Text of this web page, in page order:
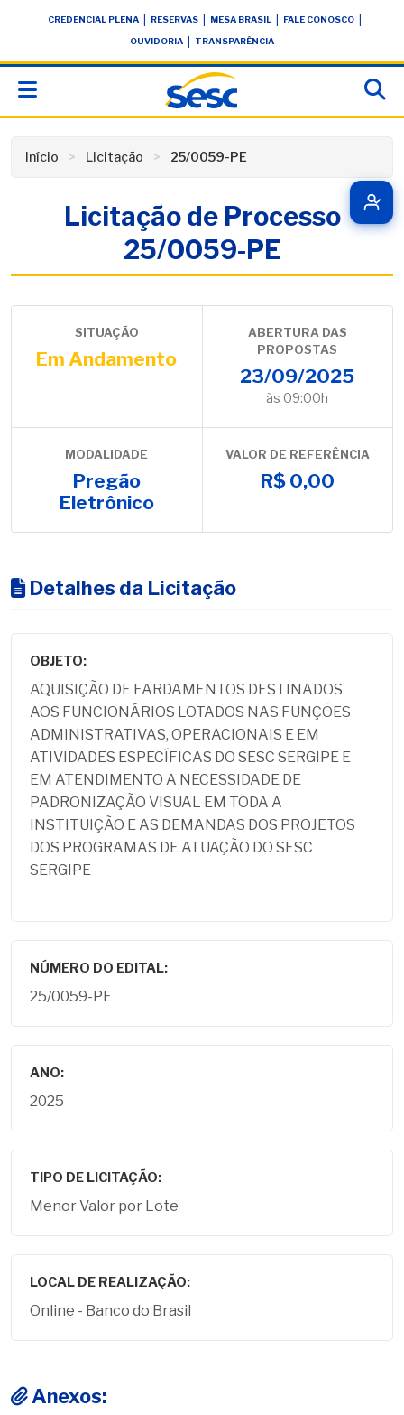
conteúdoCREDENCIAL PLENA RESERVAS MESA BRASIL FALE CONOSCO
OUVIDORIA TRANSPARÊNCIA
Início Licitação 25/0059-PE
Licitação de Processo
25/0059-PE
SITUAÇÃO
Em Andamento
ABERTURA DAS
PROPOSTAS
23/09/2025
às 09:00h
MODALIDADE
Pregão
Eletrônico
VALOR DE REFERÊNCIA
R$ 0,00
Detalhes da Licitação
OBJETO:
AQUISIÇÃO DE FARDAMENTOS DESTINADOS
AOS FUNCIONÁRIOS LOTADOS NAS FUNÇÕES
ADMINISTRATIVAS, OPERACIONAIS E EM
ATIVIDADES ESPECÍFICAS DO SESC SERGIPE E
EM ATENDIMENTO A NECESSIDADE DE
PADRONIZAÇÃO VISUAL EM TODA A
INSTITUIÇÃO E AS DEMANDAS DOS PROJETOS
DOS PROGRAMAS DE ATUAÇÃO DO SESC
SERGIPE
NÚMERO DO EDITAL:
25/0059-PE
ANO:
2025
TIPO DE LICITAÇÃO:
Menor Valor por Lote
LOCAL DE REALIZAÇÃO:
Online - Banco do Brasil
Anexos: